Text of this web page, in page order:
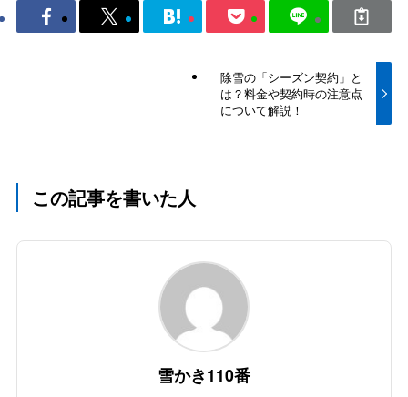
除雪の「シーズン契約」と
は？料金や契約時の注意点
について解説！
この記事を書いた人
雪かき110番